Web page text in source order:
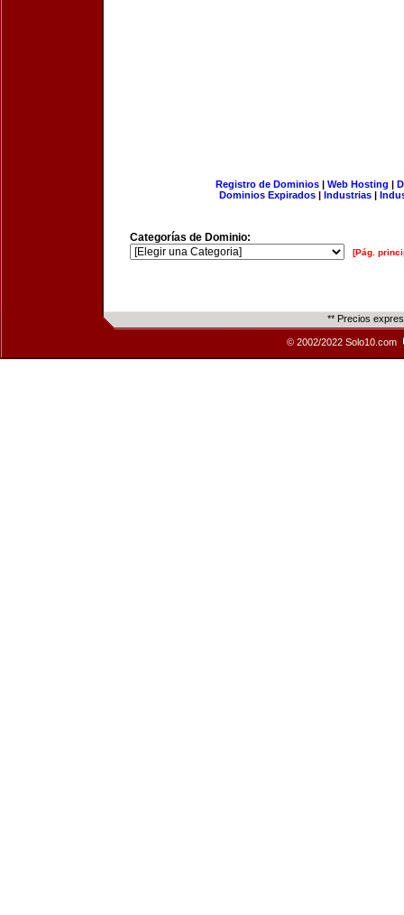
Registro de Dominios| Web Hosting |
Dominios Expirados | Industrias |
Categorías de Dominio:
[Pág.
** Precios
© 2002/2022 Solo10.com